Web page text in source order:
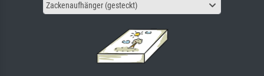
Zackenaufhänger (gesteckt)